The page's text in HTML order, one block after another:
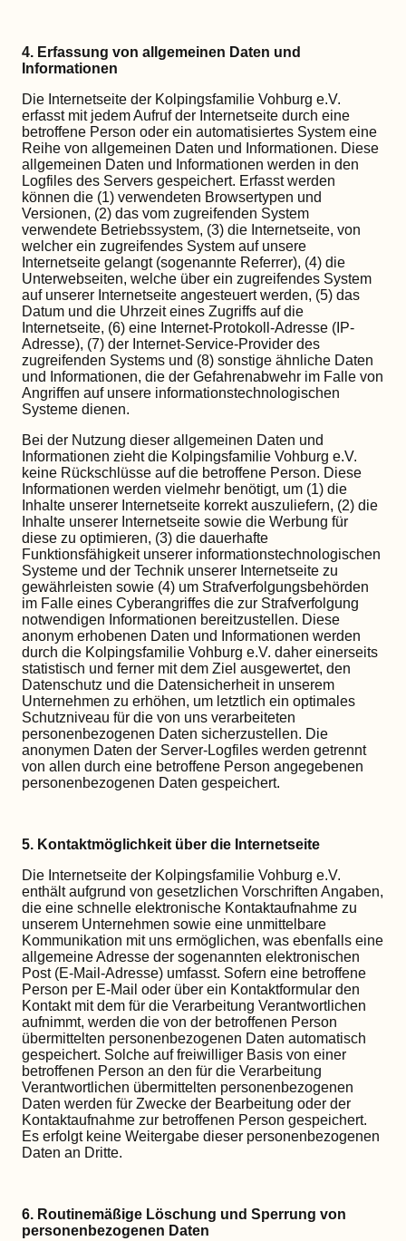
4. Erfassung von allgemeinen Daten und
Informationen
Die Internetseite der Kolpingsfamilie Vohburg e.V.
erfasst mit jedem Aufruf der Internetseite durch eine
betroffene Person oder ein automatisiertes System eine
Reihe von allgemeinen Daten und Informationen. Diese
allgemeinen Daten und Informationen werden in den
Logfiles des Servers gespeichert. Erfasst werden
können die (1) verwendeten Browsertypen und
Versionen, (2) das vom zugreifenden System
verwendete Betriebssystem, (3) die Internetseite, von
welcher ein zugreifendes System auf unsere
Internetseite gelangt (sogenannte Referrer), (4) die
Unterwebseiten, welche über ein zugreifendes System
auf unserer Internetseite angesteuert werden, (5) das
Datum und die Uhrzeit eines Zugriffs auf die
Internetseite, (6) eine Internet-Protokoll-Adresse (IP-
Adresse), (7) der Internet-Service-Provider des
zugreifenden Systems und (8) sonstige ähnliche Daten
und Informationen, die der Gefahrenabwehr im Falle von
Angriffen auf unsere informationstechnologischen
Systeme dienen.
Bei der Nutzung dieser allgemeinen Daten und
Informationen zieht die Kolpingsfamilie Vohburg e.V.
keine Rückschlüsse auf die betroffene Person. Diese
Informationen werden vielmehr benötigt, um (1) die
Inhalte unserer Internetseite korrekt auszuliefern, (2) die
Inhalte unserer Internetseite sowie die Werbung für
diese zu optimieren, (3) die dauerhafte
Funktionsfähigkeit unserer informationstechnologischen
Systeme und der Technik unserer Internetseite zu
gewährleisten sowie (4) um Strafverfolgungsbehörden
im Falle eines Cyberangriffes die zur Strafverfolgung
notwendigen Informationen bereitzustellen. Diese
anonym erhobenen Daten und Informationen werden
durch die Kolpingsfamilie Vohburg e.V. daher einerseits
statistisch und ferner mit dem Ziel ausgewertet, den
Datenschutz und die Datensicherheit in unserem
Unternehmen zu erhöhen, um letztlich ein optimales
Schutzniveau für die von uns verarbeiteten
personenbezogenen Daten sicherzustellen. Die
anonymen Daten der Server-Logfiles werden getrennt
von allen durch eine betroffene Person angegebenen
personenbezogenen Daten gespeichert.
5. Kontaktmöglichkeit über die Internetseite
Die Internetseite der Kolpingsfamilie Vohburg e.V.
enthält aufgrund von gesetzlichen Vorschriften Angaben,
die eine schnelle elektronische Kontaktaufnahme zu
unserem Unternehmen sowie eine unmittelbare
Kommunikation mit uns ermöglichen, was ebenfalls eine
allgemeine Adresse der sogenannten elektronischen
Post (E-Mail-Adresse) umfasst. Sofern eine betroffene
Person per E-Mail oder über ein Kontaktformular den
Kontakt mit dem für die Verarbeitung Verantwortlichen
aufnimmt, werden die von der betroffenen Person
übermittelten personenbezogenen Daten automatisch
gespeichert. Solche auf freiwilliger Basis von einer
betroffenen Person an den für die Verarbeitung
Verantwortlichen übermittelten personenbezogenen
Daten werden für Zwecke der Bearbeitung oder der
Kontaktaufnahme zur betroffenen Person gespeichert.
Es erfolgt keine Weitergabe dieser personenbezogenen
Daten an Dritte.
6. Routinemäßige Löschung und Sperrung von
personenbezogenen Daten